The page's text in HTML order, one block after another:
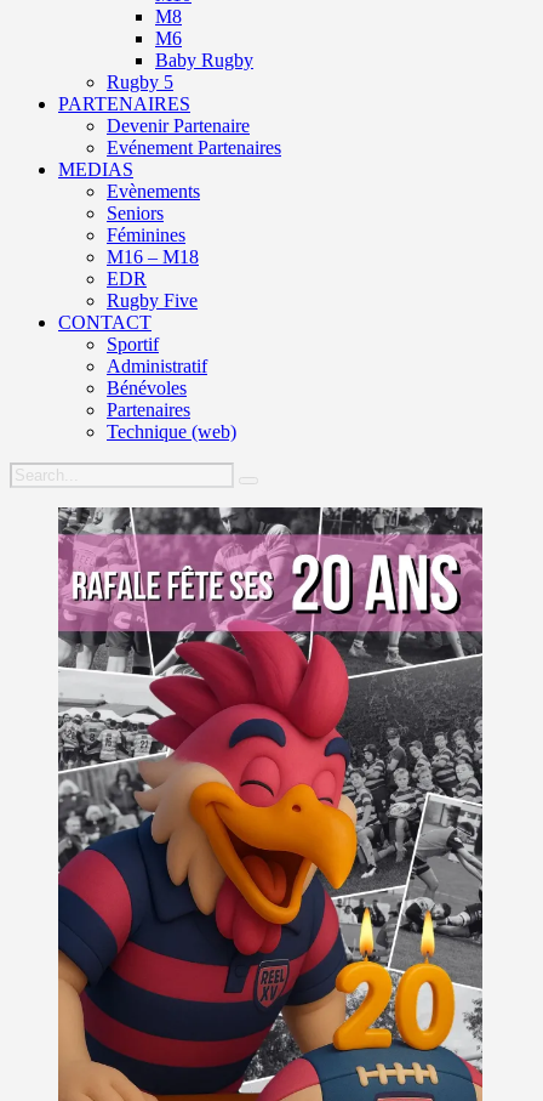
M8
M6
Baby Rugby
Rugby 5
PARTENAIRES
Devenir Partenaire
Evénement Partenaires
MEDIAS
Evènements
Seniors
Féminines
M16 – M18
EDR
Rugby Five
CONTACT
Sportif
Administratif
Bénévoles
Partenaires
Technique (web)